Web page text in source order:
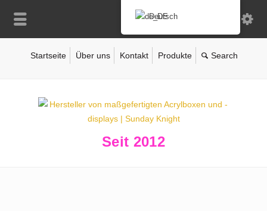
Startseite Über uns Kontakt Produkte
Seit 2012
Deutsch